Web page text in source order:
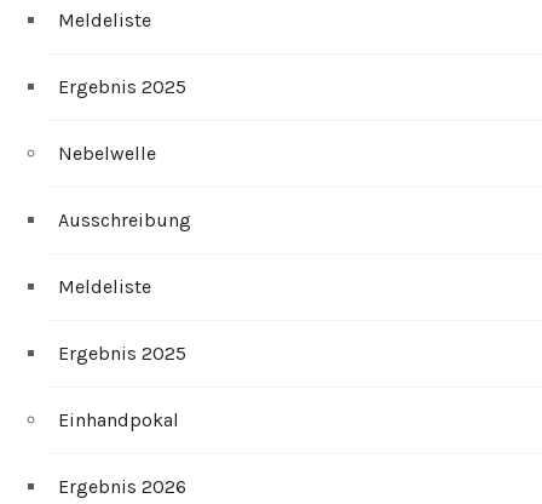
Meldeliste
Ergebnis 2025
Nebelwelle
Ausschreibung
Meldeliste
Ergebnis 2025
Einhandpokal
Ergebnis 2026